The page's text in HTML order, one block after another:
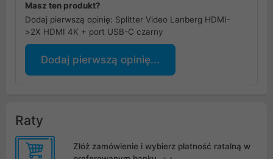
Masz ten produkt?
Dodaj pierwszą opinię: Splitter Video Lanberg HDMI-
>2X HDMI 4K + port USB-C czarny
Dodaj pierwszą opinię...
Raty
Złóż zamówienie i wybierz płatność ratalną w